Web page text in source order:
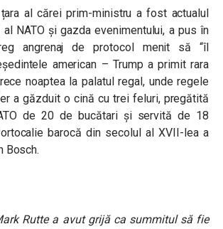
al cărei prim-ministru a fost actualul
NATO și gazda evenimentului, a pus în
angrenaj de protocol menit să “îl
american – Trump a primit rara
noaptea la palatul regal, unde regele
a găzduit o cină cu trei feluri, pregătită
de 20 de bucătari și servită de 18
barocă din secolul al XVII-lea a
Bosch.
Rutte a avut grijă ca summitul să fie